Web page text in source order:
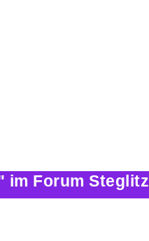
im Forum Steglitz